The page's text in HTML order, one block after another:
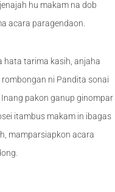
hu makam na dob
acara paragendaon.
hata tarima kasih, anjaha
ni Pandita sonai
pakon ganup ginompar
itambus makam in ibagas
mamparsiapkon acara